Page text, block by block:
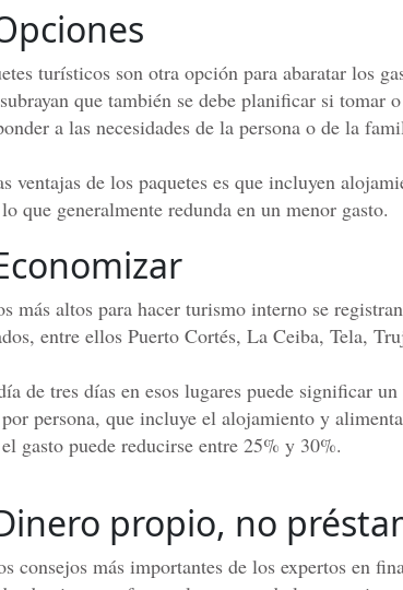
turísticos son otra opción para abaratar los
que también se debe planificar si tomar
a las necesidades de la persona o de la
ventajas de los paquetes es que incluyen
que generalmente redunda en un menor gasto.
más altos para hacer turismo interno se
entre ellos Puerto Cortés, La Ceiba, Tela,
de tres días en esos lugares puede significar
persona, que incluye el alojamiento y
gasto puede reducirse entre 25% y 30%.
propio, no
consejos más importantes de los expertos en